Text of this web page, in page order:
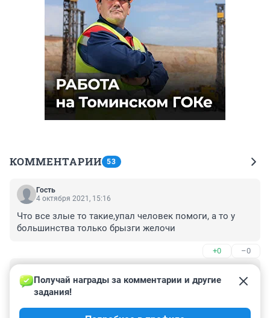
КОММЕНТАРИИ 53
Гость
4 октября 2021, 15:16
Что все злые то такие,упал человек помоги, а то у
большинства только брызги желочи
+0 –0
1 октября 2021, 05:34
Идеальное место для новых заборов и
противошумных экранов от кошкиной, я считаю! Ну и
Получай награды за комментарии и другие
задания!